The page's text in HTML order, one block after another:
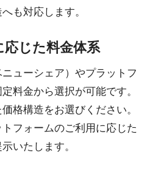
も対応します。
じた料金体系
ューシェア）やプラットフ
料金から選択が可能です。
格構造をお選びください。
フォームのご利用に応じた
いたします。